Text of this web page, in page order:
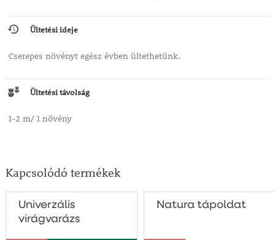
Ültetési ideje
Cserepes növényt egész évben ültethetünk.
Ültetési távolság
1-2 m/ 1 növény
Kapcsolódó termékek
Univerzális
virágvarázs
Natura tápoldat